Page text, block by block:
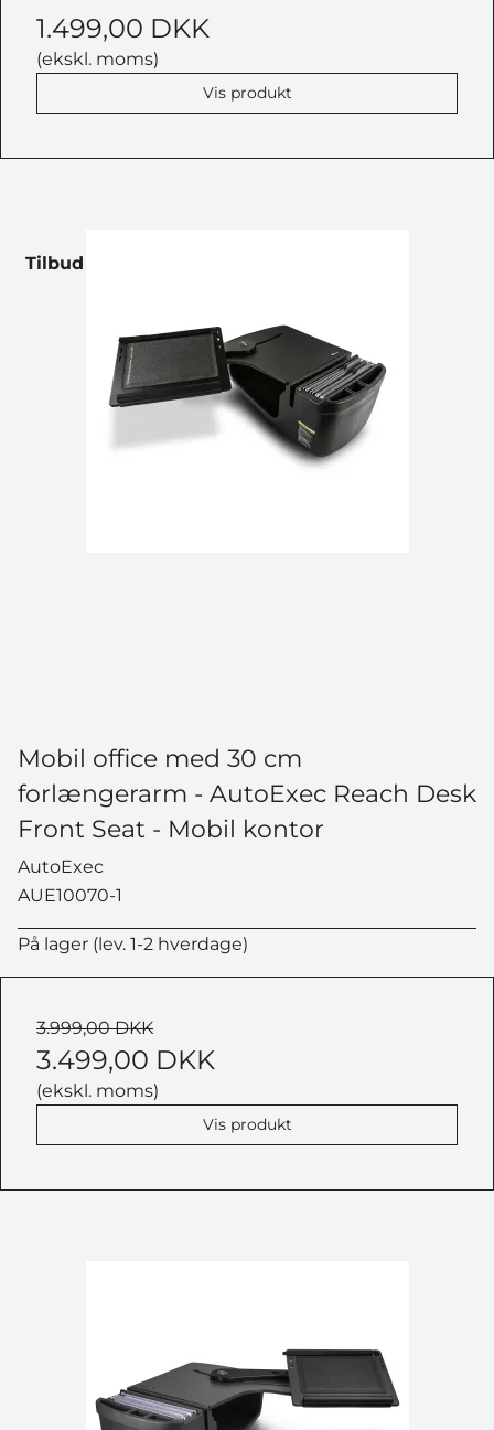
1.499,00 DKK
(ekskl. moms)
Vis produkt
Tilbud
Mobil office med 30 cm
forlængerarm - AutoExec Reach Desk
Front Seat - Mobil kontor
AutoExec
AUE10070-1
På lager (lev. 1-2 hverdage)
3.999,00 DKK
3.499,00 DKK
(ekskl. moms)
Vis produkt